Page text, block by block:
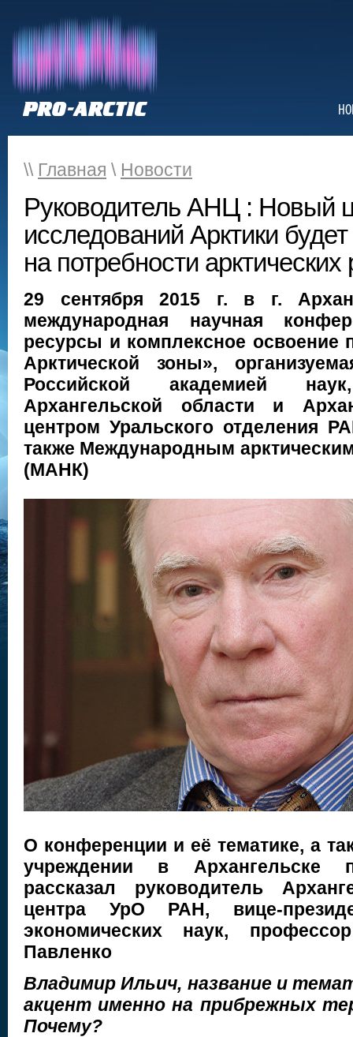
\\ Главная \ Новости
Руководитель АНЦ : Новый
исследований Арктики
на потребности арктических
29 сентября 2015 г. в г.
международная научная
ресурсы и комплексное освоение
Арктической зоны»,
Российской академией
Архангельской области и
центром Уральского отделения
также Международным
(МАНК)
О конференции и её тематике, а
учреждении в Архангельске
рассказал руководитель
центра УрО РАН, вице-
экономических наук,
Павленко
Владимир Ильич, название и
акцент именно на прибрежных
Почему?